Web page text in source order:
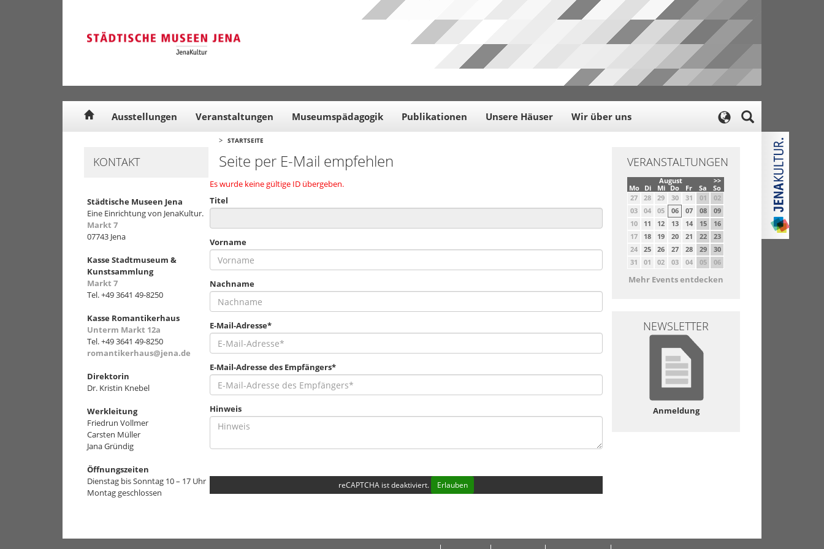
Ausstellungen Veranstaltungen Museumspädagogik Publikationen Unsere Häuser Wir über uns
KONTAKT
Städtische Museen Jena
Eine Einrichtung von JenaKultur.
Markt 7
07743 Jena
Kasse Stadtmuseum &
Kunstsammlung
Markt 7
Tel. +49 3641 49-8250
Kasse Romantikerhaus
Unterm Markt 12a
Tel. +49 3641 49-8250
romantikerhaus@jena.de
Direktorin
Dr. Kristin Knebel
Werkleitung
Friedrun Vollmer
Carsten Müller
Jana Gründig
Öffnungszeiten
Dienstag bis Sonntag 10 – 17 Uhr
Montag geschlossen
> STARTSEITE
Seite per E-Mail empfehlen
Es wurde keine gültige ID übergeben.
Titel
Vorname
Nachname
E-Mail-Adresse*
E-Mail-Adresse des Empfängers*
Hinweis
reCAPTCHA ist deaktiviert. Erlauben
VERANSTALTUNGEN
>>
August
Mo
Di Mi Do Fr Sa
So
27
28 29 30 31 01
02
03
04 05 06 07 08
09
10
11 12 13 14 15
16
17
18 19 20 21 22
23
24
25 26 27 28 29
30
31
01 02 03 04 05 06
Mehr Events entdecken
NEWSLETTER
Anmeldung